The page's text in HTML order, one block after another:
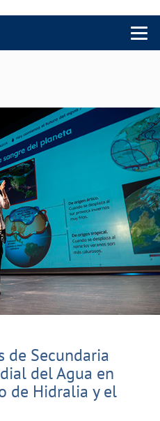
Menu
de Secundaria
del Agua en
de Hidralia y el